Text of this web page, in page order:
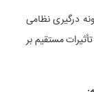
درگیری نظامی
مستقیم بر